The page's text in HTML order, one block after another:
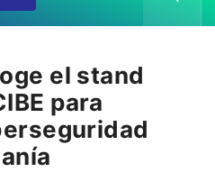
el stand
para